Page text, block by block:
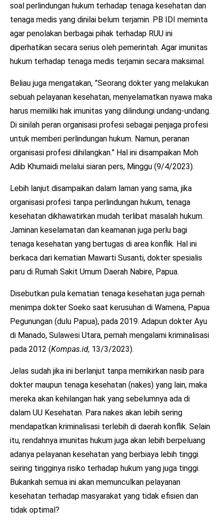
soal perlindungan hukum terhadap tenaga kesehatan dan
tenaga medis yang dinilai belum terjamin. PB IDI meminta
agar penolakan berbagai pihak terhadap RUU ini
diperhatikan secara serius oleh pemerintah. Agar imunitas
hukum terhadap tenaga medis terjamin secara maksimal.
Beliau juga mengatakan, ”Seorang dokter yang melakukan
sebuah pelayanan kesehatan, menyelamatkan nyawa maka
harus memiliki hak imunitas yang dilindungi undang-undang.
Di sinilah peran organisasi profesi sebagai penjaga profesi
untuk memberi perlindungan hukum. Namun, peranan
organisasi profesi dihilangkan.” Hal ini disampaikan Moh
Adib Khumaidi melalui siaran pers, Minggu (9/4/2023).
Lebih lanjut disampaikan dalam laman yang sama, jika
organisasi profesi tanpa perlindungan hukum, tenaga
kesehatan dikhawatirkan mudah terlibat masalah hukum.
Jaminan keselamatan dan keamanan juga perlu bagi
tenaga kesehatan yang bertugas di area konflik. Hal ini
berkaca dari kematian Mawarti Susanti, dokter spesialis
paru di Rumah Sakit Umum Daerah Nabire, Papua.
Disebutkan pula kematian tenaga kesehatan juga pernah
menimpa dokter Soeko saat kerusuhan di Wamena, Papua
Pegunungan (dulu Papua), pada 2019. Adapun dokter Ayu
di Manado, Sulawesi Utara, pernah mengalami kriminalisasi
pada 2012 (Kompas.id, 13/3/2023).
Jelas sudah jika ini berlanjut tanpa memikirkan nasib para
dokter maupun tenaga kesehatan (nakes) yang lain, maka
mereka akan kehilangan hak yang sebelumnya ada di
dalam UU Kesehatan. Para nakes akan lebih sering
mendapatkan kriminalisasi terlebih di daerah konflik. Selain
itu, rendahnya imunitas hukum juga akan lebih berpeluang
adanya pelayanan kesehatan yang berbiaya lebih tinggi
seiring tingginya risiko terhadap hukum yang juga tinggi.
Bukankah semua ini akan memunculkan pelayanan
kesehatan terhadap masyarakat yang tidak efisien dan
tidak optimal?